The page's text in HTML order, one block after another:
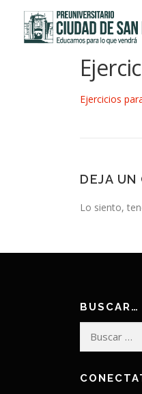
contenido
Ejercicios
DEJA UN
Lo siento,
BUSCAR…